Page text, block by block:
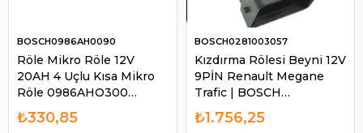
Röle Mikro Röle 12V
20AH 4 Uçlu Kısa Mikro
Röle 0986AHO300
90987-02022
9098702022 70016404
BOSCH0986AH0090
₺330,85
Kızdırma Rölesi Beyni 12V
9PİN Renault Megane
Trafic | BOSCH
0281003057
BOSCH0281003057
₺1.756,25